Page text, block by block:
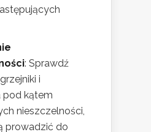
: Sprawdź
i
pod kątem
nieszczelności,
prowadzić do